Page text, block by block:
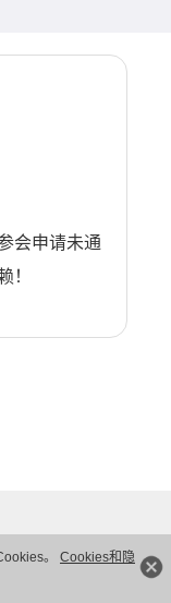
。 Cookies和隐
会申请未通
！